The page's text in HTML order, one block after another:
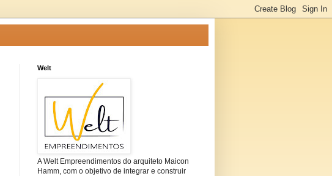
Welt
A Welt Empreendimentos do arquiteto Maicon
Hamm, com o objetivo de integrar e construir